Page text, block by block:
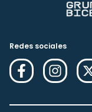
Redes sociales